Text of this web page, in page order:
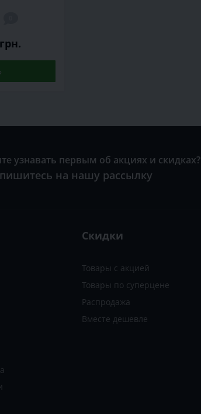
узнавать первым об акциях и скидках?
на нашу рассылку
Скидки
Товары с акцией
Товары по суперцене
Распродажа
Вместе дешевле